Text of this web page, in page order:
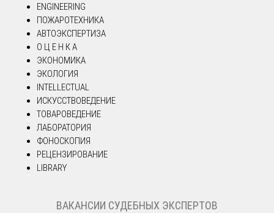
ENGINEERING
ПОЖАРОТЕХНИКА
АВТОЭКСПЕРТИЗА
О Ц Е Н К А
ЭКОНОМИКА
ЭКОЛОГИЯ
INTELLECTUAL
ИСКУССТВОВЕДЕНИЕ
ТОВАРОВЕДЕНИЕ
ЛАБОРАТОРИЯ
ФОНОСКОПИЯ
РЕЦЕНЗИРОВАНИЕ
LIBRARY
ВАКАНСИИ СУДЕБНЫХ ЭКСПЕРТОВ